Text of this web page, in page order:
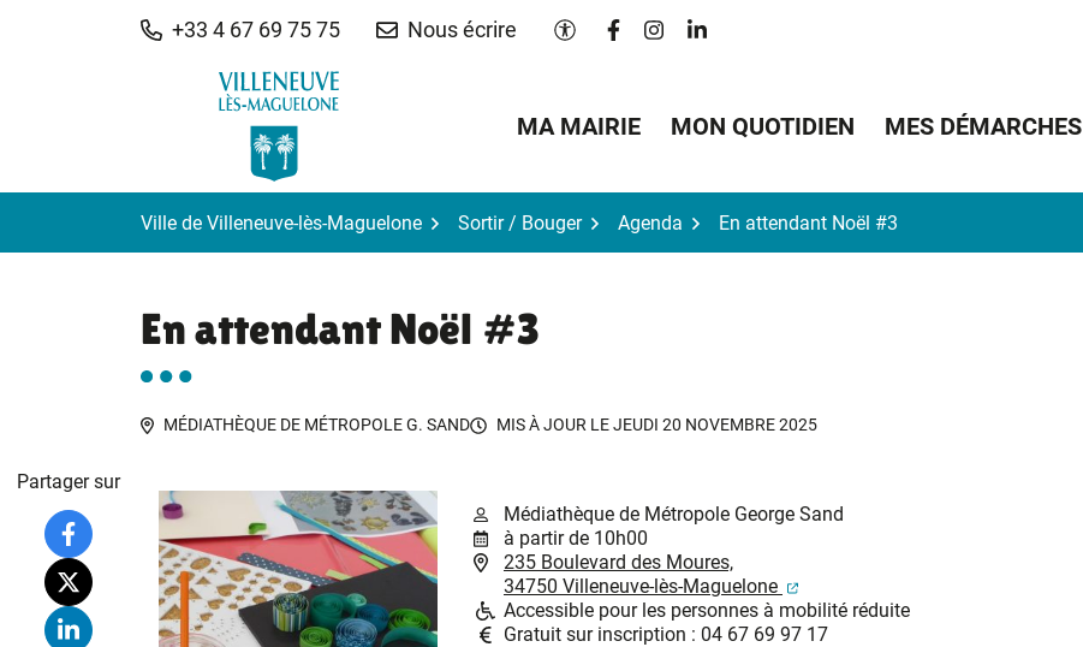
+33 4 67 69 75 75 Nous écrire Paramètres d'accessibilité
Lien vers le compte Facebook
Lien vers le compte Instagram
Lien vers le compte Linkedin
MA MAIRIE MON QUOTIDIEN MES DÉMARCHES
Ville de Villeneuve-lès-Maguelone Sortir / Bouger Agenda En attendant Noël #3
En attendant Noël #3
MÉDIATHÈQUE DE MÉTROPOLE G. SAND MIS À JOUR LEJEUDI 20 NOVEMBRE 2025
Médiathèque de Métropole George Sand
à partir de 10h00
235 Boulevard des Moures,
34750 Villeneuve-lès-Maguelone
(ouverture dans un nouvel onglet)
Accessible pour les personnes à mobilité réduite
Gratuit sur inscription : 04 67 69 97 17
Partager sur